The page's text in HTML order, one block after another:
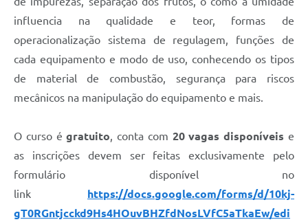
NFSE
influencia na qualidade e teor, formas de
operacionalização sistema de regulagem, funções de
cada equipamento e modo de uso, conhecendo os tipos
de material de combustão, segurança para riscos
mecânicos na manipulação do equipamento e mais.
O curso égratuito, conta com 20 vagas disponíveis e
as inscrições devem ser feitas exclusivamente pelo
formulário disponível no
link https://docs.google.com/forms/d/10kj-
gT0RGntjcckd9Hs4HOuvBHZfdNosLVfC5aTkaEw/edi